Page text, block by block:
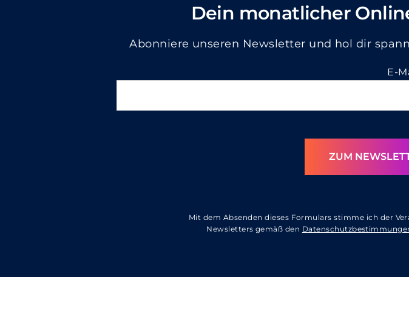
Dein monatlicher
Abonniere unseren Newsletter und hol dir
E-
ZUM
Mit dem Absenden dieses Formulars stimme ich der
Newsletters gemäß den